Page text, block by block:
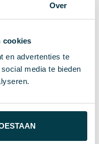
Over
cookies
en advertenties te
media te bieden